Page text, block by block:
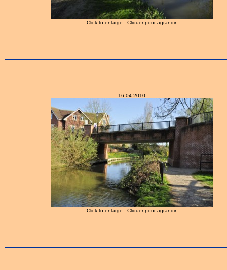
Click to enlarge - Cliquer pour agrandir
16-04-2010
Click to enlarge - Cliquer pour agrandir